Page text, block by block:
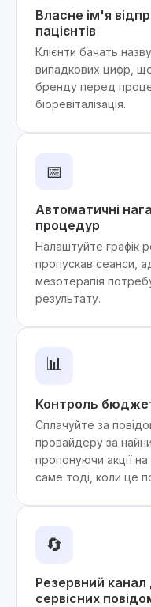
Власне ім'я
пацієнтів
Клієнти бачать
випадкових цифр, що
бренду перед
біоревіталізація.
📅
Автоматичні
процедур
Налаштуйте графік
пропускав сеанси,
мезотерапія
результату.
📊
Контроль
Сплачуйте за
провайдеру за
пропонуючи акції на
саме тоді, коли це
🔄
Резервний канал
сервісних